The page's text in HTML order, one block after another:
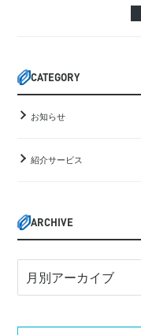
CATEGORY
お知らせ
紹介サービス
ARCHIVE